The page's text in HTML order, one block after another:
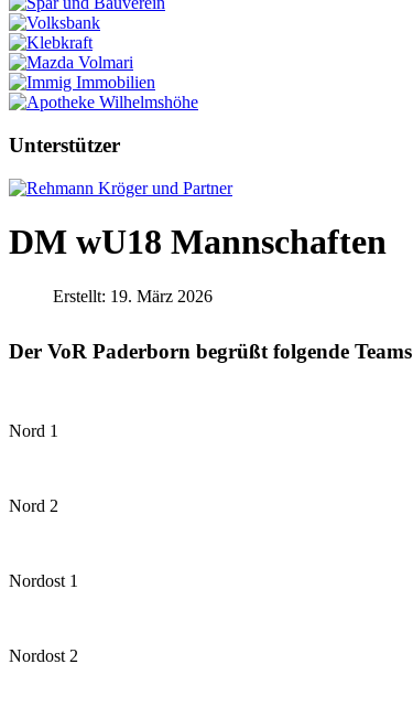
Unterstützer
DM wU18 Mannschaften
Erstellt: 19. März 2026
Der VoR Paderborn begrüßt folgende Teams
Nord 1
Nord 2
Nordost 1
Nordost 2